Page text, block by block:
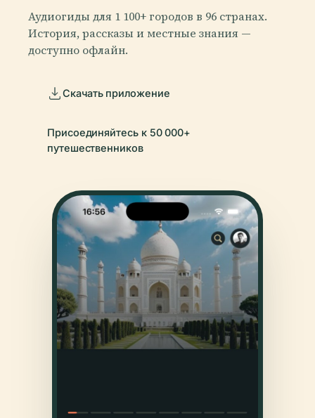
Аудиогиды для 1 100+ городов в 96 странах.
История, рассказы и местные знания —
доступно офлайн.
Скачать приложение
Присоединяйтесь к 50 000+
путешественников